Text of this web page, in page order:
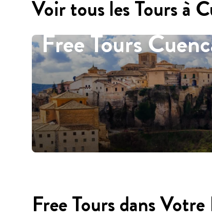
Voir tous les Tours à
Free Tours
Free Tours dans